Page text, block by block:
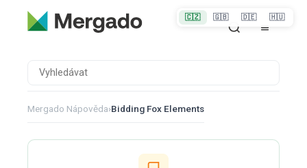
Mergado Nápověda›Bidding Fox Elements
🇨🇿 🇬🇧 🇩🇪 🇭🇺